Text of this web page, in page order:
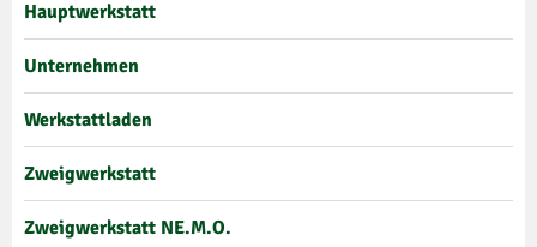
Hauptwerkstatt
Unternehmen
Werkstattladen
Zweigwerkstatt
Zweigwerkstatt NE.M.O.